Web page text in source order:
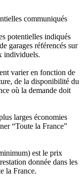
communiqués
potentielles indiqués
garages référencés sur
individuels.
varier en fonction de
de la disponibilité du
où la demande doit
larges économies
“Toute la France”
est le prix
donnée dans les
la France.